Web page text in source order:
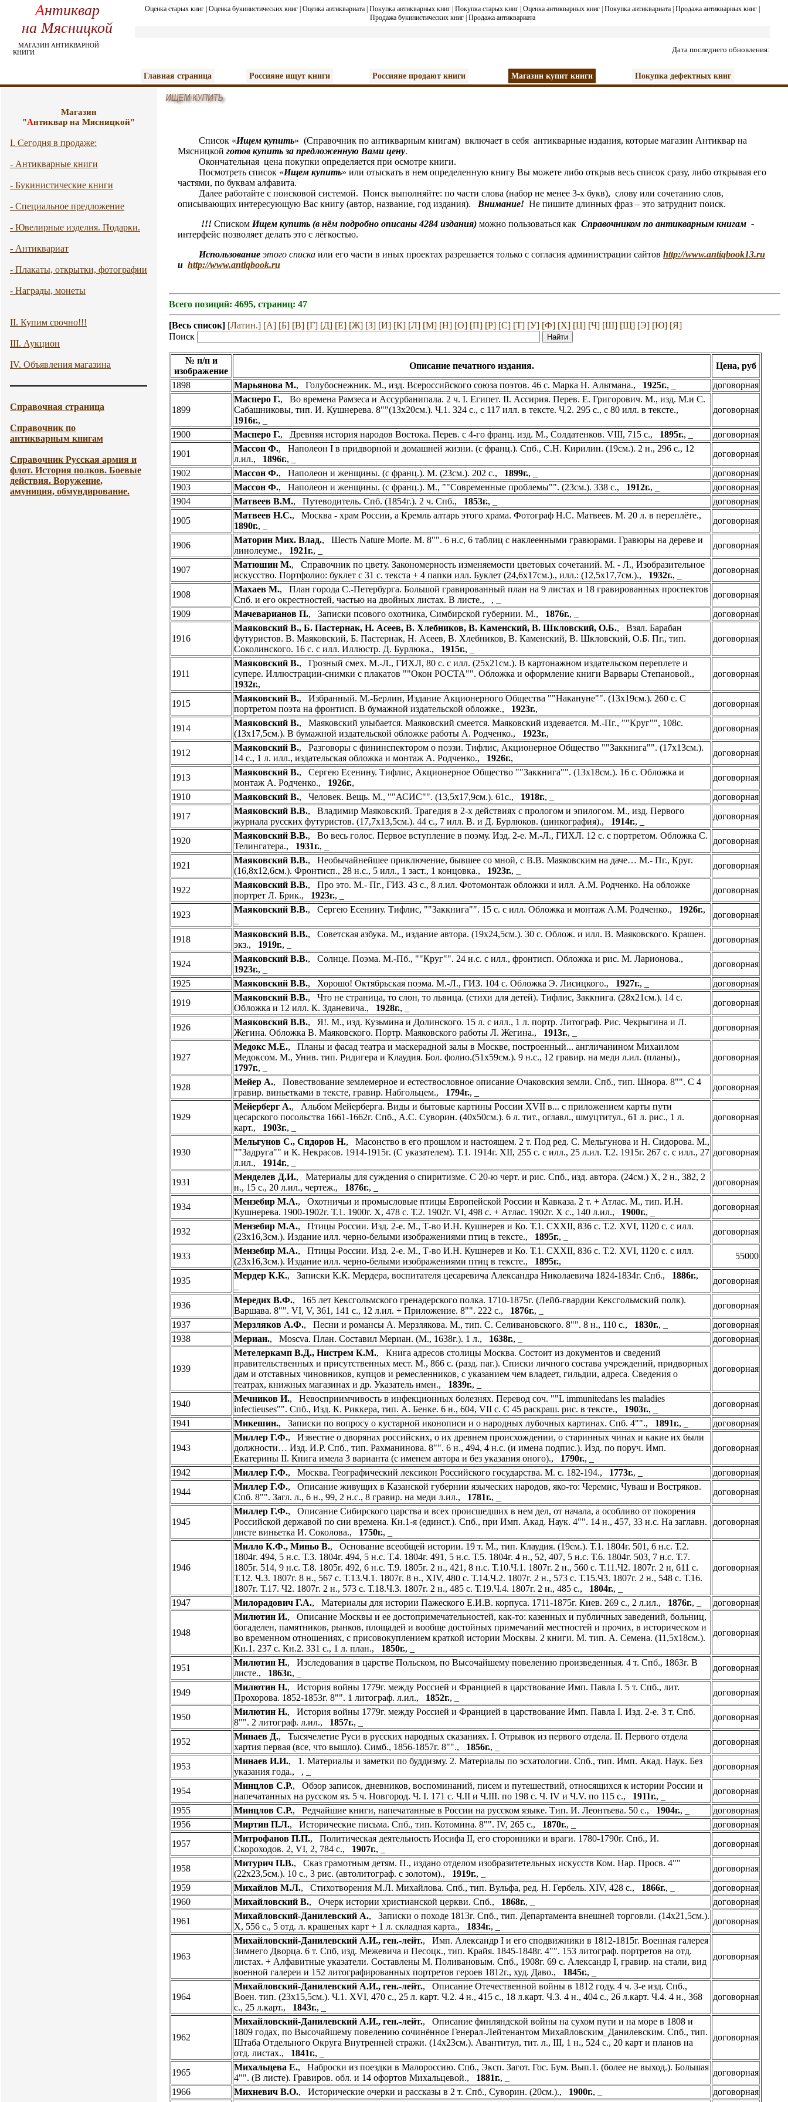
Антиквар
на Мясницкой
МАГАЗИН АНТИКВАРНОЙ
КНИГИ
Оценка старых книг Оценка букинистических книг Оценка антиквариата Покупка антикварных книг Покупка старых книг Оценка антикварных книг Покупка антиквариата Продажа антикварных книг
Продажа букинистических книг| Продажа антиквариата
Дата последнего обновления:
Главная страница Россияне ищут книги Россияне продают книги Магазин купит книги Покупка дефектных книг
Магазин
"Антиквар на Мясницкой"
I. Сегодня в продаже:
- Антикварные книги
- Букинистические книги
- Специальное предложение
- Ювелирные изделия. Подарки.
- Антиквариат
- Плакаты, открытки, фотографии
- Награды, монеты
II. Купим срочно!!!
III. Аукцион
IV. Объявления магазина
Справочная страница
Справочник по
антикварным книгам
Справочник Русская армия и
флот. История полков. Боевые
действия. Воружение,
амуниция, обмундирование.
Список «Ищем купить» (Справочник по антикварным книгам) включает в себя антикварные издания, которые магазин Антиквар на
Мясницкой готов купить за предложенную Вами цену.
Окончательная цена покупки определяется при осмотре книги.
Посмотреть список «Ищем купить» или отыскать в нем определенную книгу Вы можете либо открыв весь список сразу, либо открывая его
частями, по буквам алфавита.
Далее работайте с поисковой системой. Поиск выполняйте: по части слова (набор не менее 3-х букв), слову или сочетанию слов,
описывающих интересующую Вас книгу (автор, название, год издания). Внимание! Не пишите длинных фраз – это затруднит поиск.
!!! Списком Ищем купить (в нём подробно описаны 4284 издания) можно пользоваться как Справочником по антикварным книгам -
интерфейс позволяет делать это с лёгкостью.
Использование этого списка или его части в иных проектах разрешается только с согласия администрации сайтов http://www.antiqbook13.ru
и http://www.antiqbook.ru
Всего позиций: 4695, страниц: 47
[Весь список] [Латин.] [А] [Б] [В] [Г] [Д] [Е] [Ж] [З] [И] [К] [Л] [М] [Н] [О] [П] [Р] [С] [Т] [У] [Ф] [Х] [Ц] [Ч] [Ш] [Щ] [Э] [Ю] [Я]
Поиск
№ п/п и
изображение
Описание печатного издания.
Цена, руб
1898
Марьянова М., Голубоснежник. М., изд. Всероссийского союза поэтов. 46 с. Марка Н. Альтмана., 1925г., _ договорная
1899
Масперо Г., Во времена Рамзеса и Ассурбанипала. 2 ч. I. Египет. II. Ассирия. Перев. Е. Григорович. М., изд. М.и С.
Сабашниковы, тип. И. Кушнерева. 8""(13х20см.). Ч.1. 324 с., с 117 илл. в тексте. Ч.2. 295 с., с 80 илл. в тексте.,
1916г., _
договорная
1900 Масперо Г., Древняя история народов Востока. Перев. с 4-го франц. изд. М., Солдатенков. VIII, 715 с., 1895г., _
договорная
1901
Массон Ф., Наполеон I в придворной и домашней жизни. (с франц.). Спб., С.Н. Кирилин. (19см.). 2 н., 296 с., 12
л.ил., 1896г., _
договорная
1902
Массон Ф., Наполеон и женщины. (с франц.). М. (23см.). 202 с., 1899г., _
договорная
1903
Массон Ф., Наполеон и женщины. (с франц.). М., ""Современные проблемы"". (23см.). 338 с., 1912г., _
договорная
1904
Матвеев В.М., Путеводитель. Спб. (1854г.). 2 ч. Спб., 1853г., _
договорная
1905
Матвеев Н.С., Москва - храм России, а Кремль алтарь этого храма. Фотограф Н.С. Матвеев. М. 20 л. в переплёте.,
1890г., _
договорная
1906
Маторин Мих. Влад., Шесть Nature Morte. М. 8"". 6 н.с, 6 таблиц с наклеенными гравюрами. Гравюры на дереве и
линолеуме., 1921г., _
договорная
1907
Матюшин М., Справочник по цвету. Закономерность изменяемости цветовых сочетаний. М. - Л., Изобразительное
искусство. Портфолио: буклет с 31 с. текста + 4 папки илл. Буклет (24,6х17см.)., илл.: (12,5х17,7см.)., 1932г., _
договорная
1908
Махаев М., План города С.-Петербурга. Большой гравированный план на 9 листах и 18 гравированных проспектов
Спб. и его окрестностей, частью на двойных листах. В листе., , _
договорная
1909
Мачеварианов П., Записки псового охотника, Симбирской губернии. М., 1876г., _ договорная
1916
Маяковский В., Б. Пастернак, Н. Асеев, В. Хлебников, В. Каменский, В. Шкловский, О.Б., Взял. Барабан
футуристов. В. Маяковский, Б. Пастернак, Н. Асеев, В. Хлебников, В. Каменский, В. Шкловский, О.Б. Пг., тип.
Соколинского. 16 с. с илл. Иллюстр. Д. Бурлюка., 1915г., _
договорная
1911
Маяковский В., Грозный смех. М.-Л., ГИХЛ, 80 с. с илл. (25х21см.). В картонажном издательском переплете и
супере. Иллюстрации-снимки с плакатов ""Окон РОСТА"". Обложка и оформление книги Варвары Степановой.,
1932г.,
договорная
1915
Маяковский В., Избранный. М.-Берлин, Издание Акционерного Общества ""Накануне"". (13х19см.). 260 с. С
портретом поэта на фронтисп. В бумажной издательской обложке., 1923г.,
договорная
1914
Маяковский В., Маяковский улыбается. Маяковский смеется. Маяковский издевается. М.-Пг., ""Круг"", 108с.
(13х17,5см.). В бумажной издательской обложке работы А. Родченко., 1923г.,
договорная
1912
Маяковский В., Разговоры с фининспектором о поэзи. Тифлис, Акционерное Общество ""Заккнига"". (17х13см.).
14 с., 1 л. илл., издательская обложка и монтаж А. Родченко., 1926г.,
договорная
1913
Маяковский В., Сергею Есенину. Тифлис, Акционерное Общество ""Заккнига"". (13х18см.). 16 с. Обложка и
монтаж А. Родченко., 1926г.,
договорная
1910
Маяковский В., Человек. Вещь. М., ""АСИС"". (13,5х17,9см.). 61с., 1918г., _
договорная
1917
Маяковский В.В., Владимир Маяковский. Трагедия в 2-х действиях с прологом и эпилогом. М., изд. Первого
журнала русских футуристов. (17,7х13,5см.). 44 с., 7 илл. В. и Д. Бурлюков. (цинкография)., 1914г., _
договорная
1920
Маяковский В.В., Во весь голос. Первое вступление в поэму. Изд. 2-е. М.-Л., ГИХЛ. 12 с. с портретом. Обложка С.
Телингатера., 1931г., _
договорная
1921
Маяковский В.В., Необычайнейшее приключение, бывшее со мной, с В.В. Маяковским на даче… М.- Пг., Круг.
(16,8х12,6см.). Фронтисп., 28 н.с., 5 илл., 1 заст., 1 концовка., 1923г., _
договорная
1922
Маяковский В.В., Про это. М.- Пг., ГИЗ. 43 с., 8 л.ил. Фотомонтаж обложки и илл. А.М. Родченко. На обложке
портрет Л. Брик., 1923г., _
договорная
1923
Маяковский В.В., Сергею Есенину. Тифлис, ""Заккнига"". 15 с. с илл. Обложка и монтаж А.М. Родченко., 1926г.,
договорная
1918
Маяковский В.В., Советская азбука. М., издание автора. (19х24,5см.). 30 с. Облож. и илл. В. Маяковского. Крашен.
экз., 1919г., _
договорная
1924
Маяковский В.В., Солнце. Поэма. М.-Пб., ""Круг"". 24 н.с. с илл., фронтисп. Обложка и рис. М. Ларионова.,
1923г., _
договорная
1925
Маяковский В.В., Хорошо! Октябрьская поэма. М.-Л., ГИЗ. 104 с. Обложка Э. Лисицкого., 1927г., _
договорная
1919
Маяковский В.В., Что не страница, то слон, то львица. (стихи для детей). Тифлис, Заккнига. (28х21см.). 14 с.
Обложка и 12 илл. К. Зданевича., 1928г., _
договорная
1926
Маяковский В.В., Я!. М., изд. Кузьмина и Долинского. 15 л. с илл., 1 л. портр. Литограф. Рис. Чекрыгина и Л.
Жегина. Обложка В. Маяковского. Портр. Маяковского работы Л. Жегина., 1913г., _
договорная
1927
Медокс М.Е., Планы и фасад театра и маскерадной залы в Москве, построенный... англичанином Михаилом
Медоксом. М., Унив. тип. Ридигера и Клаудия. Бол. фолио.(51х59см.). 9 н.с., 12 гравир. на меди л.ил. (планы).,
1797г., _
договорная
1928
Мейер А., Повествование землемерное и естествословное описание Очаковския земли. Спб., тип. Шнора. 8"". С 4
гравир. виньетками в тексте, гравир. Набгольцем., 1794г., _
договорная
1929
Мейерберг А., Альбом Мейерберга. Виды и бытовые картины России XVII в... с приложением карты пути
цесарского посольства 1661-1662г. Спб., А.С. Суворин. (40х50см.). 6 л. тит., оглавл., шмуцтитул., 61 л. рис., 1 л.
карт., 1903г., _
договорная
1930
Мельгунов С., Сидоров Н., Масонство в его прошлом и настоящем. 2 т. Под ред. С. Мельгунова и Н. Сидорова. М.,
""Задруга"" и К. Некрасов. 1914-1915г. (С указателем). Т.1. 1914г. XII, 255 с. с илл., 25 л.ил. Т.2. 1915г. 267 с. с илл., 27
л.ил., 1914г., _
договорная
1931
Менделев Д.И., Материалы для суждения о спиритизме. С 20-ю черт. и рис. Спб., изд. автора. (24см.) X, 2 н., 382, 2
н., 15 с., 20 л.ил., чертеж., 1876г., _
договорная
1934
Мензебир М.А., Охотничьи и промысловые птицы Европейской России и Кавказа. 2 т. + Атлас. М., тип. И.Н.
Кушнерева. 1900-1902г. Т.1. 1900г. X, 478 с. Т.2. 1902г. VI, 498 с. + Атлас. 1902г. X с., 140 л.ил., 1900г., _
договорная
1932
Мензебир М.А., Птицы России. Изд. 2-е. М., Т-во И.Н. Кушнерев и Ко. Т.1. CXXII, 836 с. Т.2. XVI, 1120 с. с илл.
(23х16,3см.). Издание илл. черно-белыми изображениями птиц в тексте., 1895г., _
договорная
1933
Мензебир М.А., Птицы России. Изд. 2-е. М., Т-во И.Н. Кушнерев и Ко. Т.1. CXXII, 836 с. Т.2. XVI, 1120 с. с илл.
(23х16,3см.). Издание илл. черно-белыми изображениями птиц в тексте., 1895г.,
55000
1935
Мердер К.К., Записки К.К. Мердера, воспитателя цесаревича Александра Николаевича 1824-1834г. Спб., 1886г.,
договорная
1936
Мередих В.Ф., 165 лет Кексгольмского гренадерского полка. 1710-1875г. (Лейб-гвардии Кексгольмский полк).
Варшава. 8"". VI, V, 361, 141 с., 12 л.ил. + Приложение. 8"". 222 с., 1876г., _
договорная
1937
Мерзляков А.Ф., Песни и романсы А. Мерзлякова. М., тип. С. Селивановского. 8"". 8 н., 110 с., 1830г., _
договорная
1938
Мериан., Моsсvа. План. Составил Мериан. (М., 1638г.). 1 л., 1638г., _ договорная
1939
Метелеркамп В.Д., Нистрем К.М., Книга адресов столицы Москва. Состоит из документов и сведений
правительственных и присутственных мест. М., 866 с. (разд. паг.). Списки личного состава учреждений, придворных
дам и отставных чиновников, купцов и ремесленников, с указанием чем владеет, гильдии, адреса. Сведения о
театрах, книжных магазинах и др. Указатель имен., 1839г., _
договорная
1940
Мечников И., Невосприимчивость в инфекционных болезнях. Перевод соч. ""L immunitedans les maladies
infectieuses"". Спб., Изд. К. Риккера, тип. А. Бенке. 6 н., 604, VII с. С 45 раскраш. рис. в тексте., 1903г., _
договорная
1941
Микешин., Записки по вопросу о кустарной иконописи и о народных лубочных картинах. Спб. 4""., 1891г., _ договорная
1943
Миллер Г.Ф., Известие о дворянах российских, о их древнем происхождении, о старинных чинах и какие их были
должности… Изд. И.Р. Спб., тип. Рахманинова. 8"". 6 н., 494, 4 н.с. (и имена подпис.). Изд. по поруч. Имп.
Екатерины II. Книга имела 3 варианта (с именем автора и без указания оного)., 1790г., _
договорная
1942 Миллер Г.Ф., Москва. Географический лексикон Российского государства. М. с. 182-194., 1773г., _
договорная
1944
Миллер Г.Ф., Описание живущих в Казанской губернии языческих народов, яко-то: Черемис, Чуваш и Востряков.
Спб. 8"". Загл. л., 6 н., 99, 2 н.с., 8 гравир. на меди л.ил., 1781г., _
договорная
1945
Миллер Г.Ф., Описание Сибирского царства и всех происшедших в нем дел, от начала, а особливо от покорения
Российской державой по сии времена. Кн.1-я (единст.). Спб., при Имп. Акад. Наук. 4"". 14 н., 457, 33 н.с. На заглавн.
листе виньетка И. Соколова., 1750г., _
договорная
1946
Милло К.Ф., Миньо В., Основание всеобщей истории. 19 т. М., тип. Клаудия. (19см.). Т.1. 1804г. 501, 6 н.с. Т.2.
1804г. 494, 5 н.с. Т.3. 1804г. 494, 5 н.с. Т.4. 1804г. 491, 5 н.с. Т.5. 1804г. 4 н., 52, 407, 5 н.с. Т.6. 1804г. 503, 7 н.с. Т.7.
1805г. 514, 9 н.с. Т.8. 1805г. 492, 6 н.с. Т.9. 1805г. 2 н., 421, 8 н.с. Т.10.Ч.1. 1807г. 2 н., 560 с. Т.11.Ч2. 1807г. 2 н, 611 с.
Т.12. Ч.3. 1807г. 8 н., 567 с. Т.13.Ч.1. 1807г. 8 н., XIV, 480 с. Т.14.Ч.2. 1807г. 2 н., 573 с. Т.15.Ч3. 1807г. 2 н., 548 с. Т.16.
1807г. Т.17. Ч2. 1807г. 2 н., 573 с. Т.18.Ч.3. 1807г. 2 н., 485 с. Т.19.Ч.4. 1807г. 2 н., 485 с., 1804г., _
договорная
1947 Милорадович Г.А., Материалы для истории Пажеского Е.И.В. корпуса. 1711-1875г. Киев. 269 с., 2 л.ил., 1876г., _ договорная
1948
Милютин И., Описание Москвы и ее достопримечательностей, как-то: казенных и публичных заведений, больниц,
богаделен, памятников, рынков, площадей и вообще достойных примечаний местностей и прочих, в историческом и
во временном отношениях, с присовокуплением краткой истории Москвы. 2 книги. М. тип. А. Семена. (11,5х18см.).
Кн.1. 237 с. Кн.2. 331 с., 1 л. план., 1850г., _
договорная
1951
Милютин Н., Изследования в царстве Польском, по Высочайшему повелению произведенныя. 4 т. Спб., 1863г. В
листе., 1863г., _
договорная
1949
Милютин Н., История войны 1779г. между Россией и Францией в царствование Имп. Павла I. 5 т. Спб., лит.
Прохорова. 1852-1853г. 8"". 1 литограф. л.ил., 1852г., _
договорная
1950
Милютин Н., История войны 1779г. между Россией и Францией в царствование Имп. Павла I. Изд. 2-е. 3 т. Спб.
8"". 2 литограф. л.ил., 1857г., _
договорная
1952
Минаев Д., Тысячелетие Руси в русских народных сказаниях. I. Отрывок из первого отдела. II. Первого отдела
хартия первая (все, что вышло). Симб., 1856-1857г. 8""., 1856г., _
договорная
1953
Минаев И.И., 1. Материалы и заметки по буддизму. 2. Материалы по эсхатологии. Спб., тип. Имп. Акад. Наук. Без
указания года., , _
договорная
1954
Минцлов С.Р., Обзор записок, дневников, воспоминаний, писем и путешествий, относящихся к истории России и
напечатанных на русском яз. 5 ч. Новгород. Ч. I. 171 с. Ч.II и Ч.III. по 198 с. Ч. IV и Ч.V. по 115 с., 1911г., _
договорная
1955
Минцлов С.Р., Редчайшие книги, напечатанные в России на русском языке. Тип. И. Леонтьева. 50 с., 1904г., _
договорная
1956
Миртин П.Л., Исторические письма. Спб., тип. Котомина. 8"". IV, 265 с., 1870г., _
договорная
1957
Митрофанов П.П., Политическая деятельность Иосифа II, его сторонники и враги. 1780-1790г. Спб., И.
Скороходов. 2, VI, 2, 784 с., 1907г., _
договорная
1958
Митурич П.В., Сказ грамотным детям. П., издано отделом изобразитетельных искусств Ком. Нар. Просв. 4""
(22х23,5см.). 10 с., 3 рис. (автолитограф. с золотом)., 1919г., _
договорная
1959
Михайлов М.Л., Стихотворения М.Л. Михайлова. Спб., тип. Вульфа, ред. Н. Гербель. XIV, 428 с., 1866г., _
договорная
1960
Михайловский В., Очерк истории христианской церкви. Спб., 1868г., _
договорная
1961
Михайловский-Данилевский А., Записки о походе 1813г. Спб., тип. Департамента внешней торговли. (14х21,5см.).
X, 556 с., 5 отд. л. крашеных карт + 1 л. складная карта., 1834г., _
договорная
1963
Михайловский-Данилевский А.И., ген.-лейт., Имп. Александр I и его сподвижники в 1812-1815г. Военная галерея
Зимнего Дворца. 6 т. Спб, изд. Межевича и Песоцк., тип. Крайя. 1845-1848г. 4"". 153 литограф. портретов на отд.
листах. + Алфавитные указатели. Составлены М. Поливановым. Спб., 1908г. 69 с. Александр I, гравир. на стали, вид
военной галереи и 152 литографированных портретов героев 1812г., худ. Даво., 1845г., _
договорная
1964
Михайловский-Данилевский А.И., ген.-лейт., Описание Отечественной войны в 1812 году. 4 ч. 3-е изд. Спб.,
Воен. тип. (23х15,5см.). Ч.1. XVI, 470 с., 25 л. карт. Ч.2. 4 н., 415 с., 18 л.карт. Ч.3. 4 н., 404 с., 26 л.карт. Ч.4. 4 н., 368
с., 25 л.карт., 1843г., _
договорная
1962
Михайловский-Данилевский А.И., ген.-лейт., Описание финляндской войны на сухом пути и на море в 1808 и
1809 годах, по Высочайшему повелению сочинённое Генерал-Лейтенантом Михайловским_Данилевским. Спб., тип.
Штаба Отдельного Округа Внутренней стражи. (14х23см.). Авантитул, тит. л., III, 1 н., 524 с., 20 карт и планов на
отд. листах., 1841г., _
договорная
1965
Михальцева Е., Наброски из поездки в Малороссию. Спб., Эксп. Загот. Гос. Бум. Вып.1. (более не выход.). Большая
4"". (В листе). Гравиров. обл. и 14 офортов Михальцевой., 1881г., _
договорная
1966
Михневич В.О., Исторические очерки и рассказы в 2 т. Спб., Суворин. (20см.)., 1900г., _
договорная